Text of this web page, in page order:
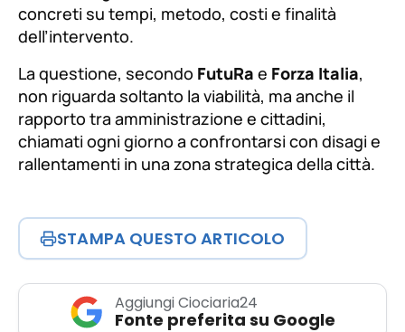
concreti su tempi, metodo, costi e finalità
dell’intervento.
La questione, secondo FutuRa e Forza Italia,
non riguarda soltanto la viabilità, ma anche il
rapporto tra amministrazione e cittadini,
chiamati ogni giorno a confrontarsi con disagi e
rallentamenti in una zona strategica della città.
STAMPA QUESTO ARTICOLO
Aggiungi Ciociaria24
Fonte preferita su Google